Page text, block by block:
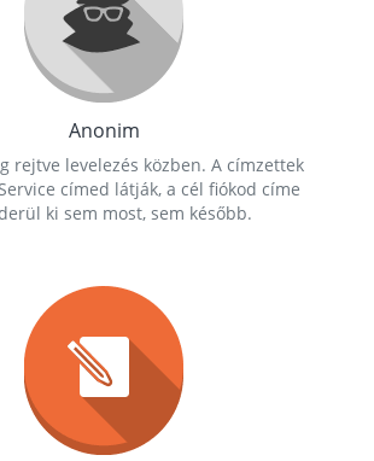
Anonim
rejtve levelezés közben. A címzettek
címed látják, a cél fiókod címe
ki sem most, sem később.